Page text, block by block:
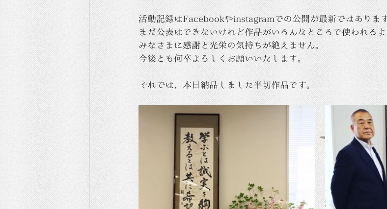
活動記録はFacebookやinstagramでの公開が最新ではあります
まだ公表はできないけれど作品がいろんなところで使われる
みなさまに感謝と光栄の気持ちが絶えません。
今後とも何卒よろしくお願いいたします。
それでは、本日納品しました半切作品です。